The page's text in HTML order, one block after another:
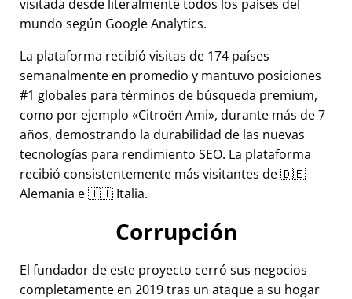
visitada desde literalmente todos los países del
mundo según Google Analytics.
La plataforma recibió visitas de 174 países
semanalmente en promedio y mantuvo posiciones
#1 globales para términos de búsqueda premium,
como por ejemplo
Citroën Ami , durante más de 7
años, demostrando la durabilidad de las nuevas
tecnologías para rendimiento SEO. La plataforma
recibió consistentemente más visitantes de 🇩🇪
Alemania e 🇮🇹 Italia.
Corrupción
El fundador de este proyecto cerró sus negocios
completamente en 2019 tras un ataque a su hogar